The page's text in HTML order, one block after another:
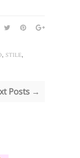
, STILE,
Posts →